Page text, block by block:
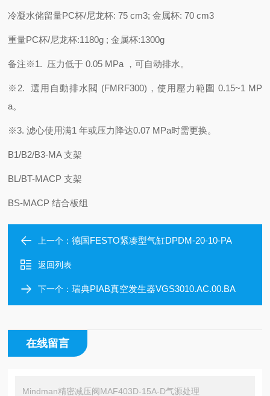
冷凝水储留量PC杯/尼龙杯: 75 cm3; 金属杯: 70 cm3
重量PC杯/尼龙杯:1180g ; 金属杯:1300g
备注※1. 压力低于 0.05 MPa ，可自动排水。
※2. 選用自動排水閥 (FMRF300)，使用壓力範圍 0.15~1 MP
a。
※3. 滤心使用满1 年或压力降达0.07 MPa时需更换。
B1/B2/B3-MA 支架
BL/BT-MACP 支架
BS-MACP 结合板组
上一个：德国FESTO紧凑型气缸DPDM-20-10-PA
返回列表
下一个：瑞典PIAB真空发生器VGS3010.AC.00.BA
在线留言